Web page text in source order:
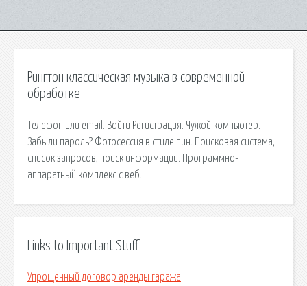
Рингтон классическая музыка в современной
обработке
Телефон или email. Войти Регистрация. Чужой компьютер.
Забыли пароль? Фотосессия в стиле пин. Поисковая сиcтема,
список запросов, поиск информации. Программно-
аппаратный комплекс с веб.
Links to Important Stuff
Упрощенный договор аренды гаража